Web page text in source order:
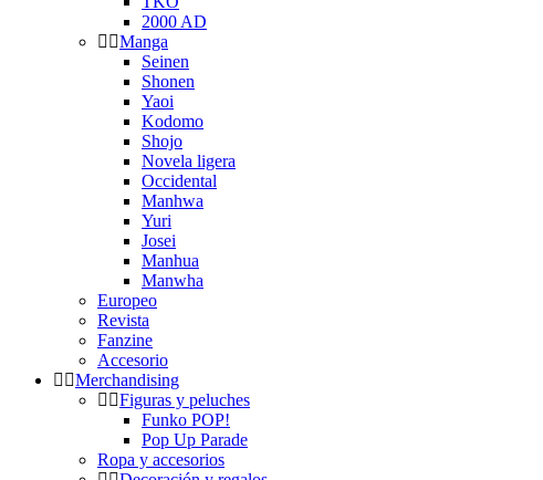
2000 AD
Manga
Seinen
Shonen
Yaoi
Kodomo
Shojo
Novela ligera
Occidental
Manhwa
Yuri
Josei
Manhua
Manwha
Europeo
Revista
Fanzine
Accesorio
Merchandising
Figuras y peluches
Funko POP!
Pop Up Parade
Ropa y accesorios